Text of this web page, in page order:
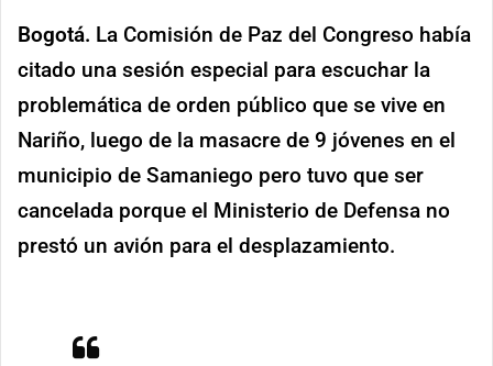
Bogotá. La Comisión de Paz del Congreso había
citado una sesión especial para escuchar la
problemática de orden público que se vive en
Nariño, luego de la masacre de 9 jóvenes en el
municipio de Samaniego pero tuvo que ser
cancelada porque el Ministerio de Defensa no
prestó un avión para el desplazamiento.